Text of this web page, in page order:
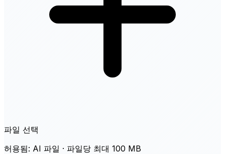
파일 선택
허용됨: AI 파일 · 파일당 최대 100 MB